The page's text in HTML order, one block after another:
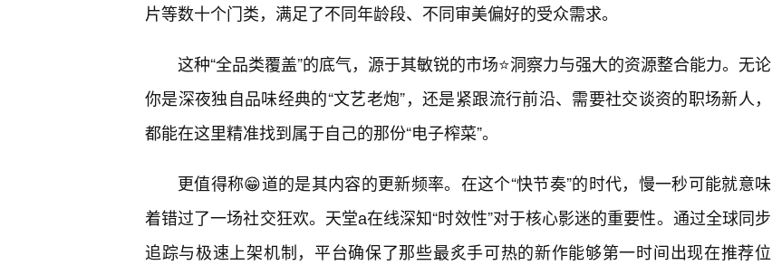
片等数十个门类，满足了不同年龄段、不同审美偏好的受众需求。
这种“全品类覆盖”的底气，源于其敏锐的市场⭐洞察力与强大的资源整合能力。无论
你是深夜独自品味经典的“文艺老炮”，还是紧跟流行前沿、需要社交谈资的职场新人，
都能在这里精准找到属于自己的那份“电子榨菜”。
更值得称😁道的是其内容的更新频率。在这个“快节奏”的时代，慢一秒可能就意味
着错过了一场社交狂欢。天堂а在线深知“时效性”对于核心影迷的重要性。通过全球同步
追踪与极速上架机制，平台确保了那些最炙手可热的新作能够第一时间出现在推荐位